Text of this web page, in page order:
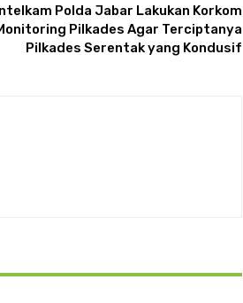
Polda Jabar Lakukan Korkom
Pilkades Agar Terciptanya
Pilkades Serentak yang Kondusif